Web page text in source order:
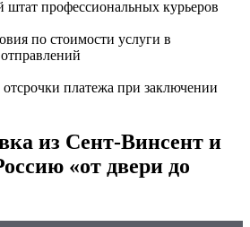
профессиональных курьеров
по стоимости услуги в
платежа при заключении
из Сент-Винсент и
«от двери до